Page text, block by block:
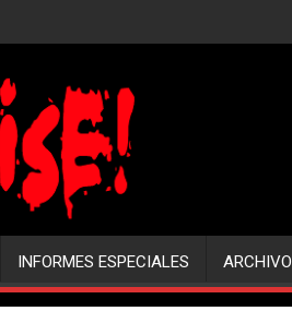
INFORMES ESPECIALES ARCHIVO